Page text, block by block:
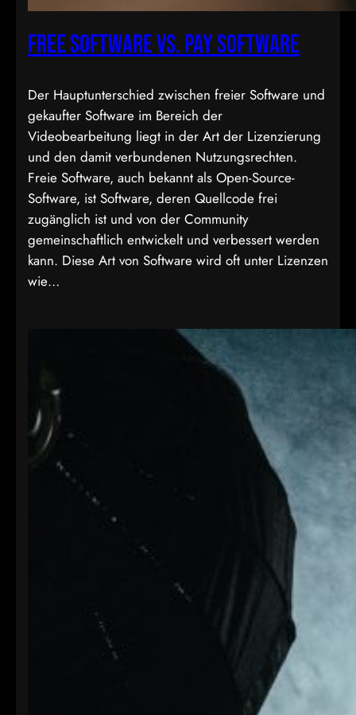
Free Software vs. Pay Software
Der Hauptunterschied zwischen freier Software und
gekaufter Software im Bereich der
Videobearbeitung liegt in der Art der Lizenzierung
und den damit verbundenen Nutzungsrechten.
Freie Software, auch bekannt als Open-Source-
Software, ist Software, deren Quellcode frei
zugänglich ist und von der Community
gemeinschaftlich entwickelt und verbessert werden
kann. Diese Art von Software wird oft unter Lizenzen
wie…